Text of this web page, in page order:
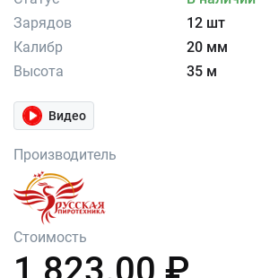
Зарядов
12 шт
Калибр
20 мм
Высота
35 м
Видео
Производитель
Стоимость